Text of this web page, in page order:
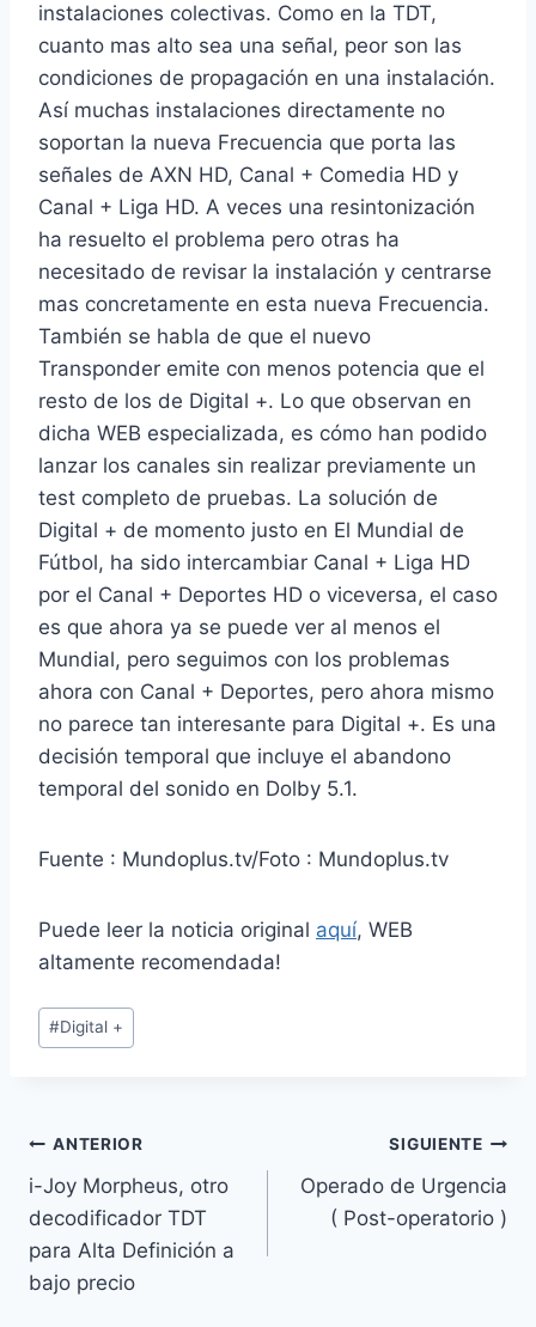
instalaciones colectivas. Como en la TDT,
cuanto mas alto sea una señal, peor son las
condiciones de propagación en una instalación.
Así muchas instalaciones directamente no
soportan la nueva Frecuencia que porta las
señales de AXN HD, Canal + Comedia HD y
Canal + Liga HD. A veces una resintonización
ha resuelto el problema pero otras ha
necesitado de revisar la instalación y centrarse
mas concretamente en esta nueva Frecuencia.
También se habla de que el nuevo
Transponder emite con menos potencia que el
resto de los de Digital +. Lo que observan en
dicha WEB especializada, es cómo han podido
lanzar los canales sin realizar previamente un
test completo de pruebas. La solución de
Digital + de momento justo en El Mundial de
Fútbol, ha sido intercambiar Canal + Liga HD
por el Canal + Deportes HD o viceversa, el caso
es que ahora ya se puede ver al menos el
Mundial, pero seguimos con los problemas
ahora con Canal + Deportes, pero ahora mismo
no parece tan interesante para Digital +. Es una
decisión temporal que incluye el abandono
temporal del sonido en Dolby 5.1.
Fuente : Mundoplus.tv/Foto : Mundoplus.tv
Puede leer la noticia original aquí, WEB
altamente recomendada!
Etiquetas
de
#Digital +
Navegación
de
entradas
ANTERIOR
i-Joy Morpheus, otro
decodificador TDT
para Alta Definición a
bajo precio
SIGUIENTE
Operado de Urgencia
( Post-operatorio )